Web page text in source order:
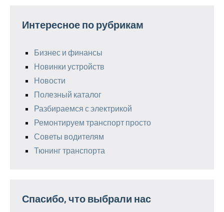
Интересное по рубрикам
Бизнес и финансы
Новинки устройств
Новости
Полезный каталог
Разбираемся с электрикой
Ремонтируем транспорт просто
Советы водителям
Тюнинг транспорта
Спасибо, что выбрали нас